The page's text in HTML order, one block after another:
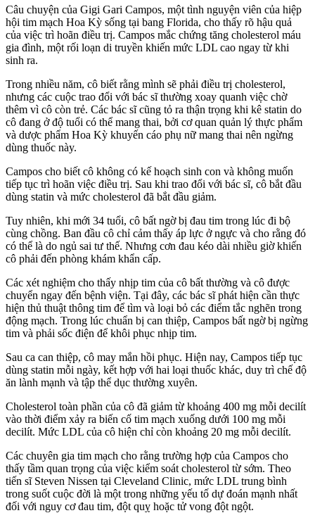
Câu chuyện của Gigi Gari Campos, một tình nguyện viên của hiệp
hội tim mạch Hoa Kỳ sống tại bang Florida, cho thấy rõ hậu quả
của việc trì hoãn điều trị. Campos mắc chứng tăng cholesterol máu
gia đình, một rối loạn di truyền khiến mức LDL cao ngay từ khi
sinh ra.
Trong nhiều năm, cô biết rằng mình sẽ phải điều trị cholesterol,
nhưng các cuộc trao đổi với bác sĩ thường xoay quanh việc chờ
thêm vì cô còn trẻ. Các bác sĩ cũng tỏ ra thận trọng khi kê statin do
cô đang ở độ tuổi có thể mang thai, bởi cơ quan quản lý thực phẩm
và dược phẩm Hoa Kỳ khuyến cáo phụ nữ mang thai nên ngừng
dùng thuốc này.
Campos cho biết cô không có kế hoạch sinh con và không muốn
tiếp tục trì hoãn việc điều trị. Sau khi trao đổi với bác sĩ, cô bắt đầu
dùng statin và mức cholesterol đã bắt đầu giảm.
Tuy nhiên, khi mới 34 tuổi, cô bất ngờ bị đau tim trong lúc đi bộ
cùng chồng. Ban đầu cô chỉ cảm thấy áp lực ở ngực và cho rằng đó
có thể là do ngủ sai tư thế. Nhưng cơn đau kéo dài nhiều giờ khiến
cô phải đến phòng khám khẩn cấp.
Các xét nghiệm cho thấy nhịp tim của cô bất thường và cô được
chuyển ngay đến bệnh viện. Tại đây, các bác sĩ phát hiện cần thực
hiện thủ thuật thông tim để tìm và loại bỏ các điểm tắc nghẽn trong
động mạch. Trong lúc chuẩn bị can thiệp, Campos bất ngờ bị ngừng
tim và phải sốc điện để khôi phục nhịp tim.
Sau ca can thiệp, cô may mắn hồi phục. Hiện nay, Campos tiếp tục
dùng statin mỗi ngày, kết hợp với hai loại thuốc khác, duy trì chế độ
ăn lành mạnh và tập thể dục thường xuyên.
Cholesterol toàn phần của cô đã giảm từ khoảng 400 mg mỗi decilít
vào thời điểm xảy ra biến cố tim mạch xuống dưới 100 mg mỗi
decilít. Mức LDL của cô hiện chỉ còn khoảng 20 mg mỗi decilít.
Các chuyên gia tim mạch cho rằng trường hợp của Campos cho
thấy tầm quan trọng của việc kiểm soát cholesterol từ sớm. Theo
tiến sĩ Steven Nissen tại Cleveland Clinic, mức LDL trung bình
trong suốt cuộc đời là một trong những yếu tố dự đoán mạnh nhất
đối với nguy cơ đau tim, đột quỵ hoặc tử vong đột ngột.